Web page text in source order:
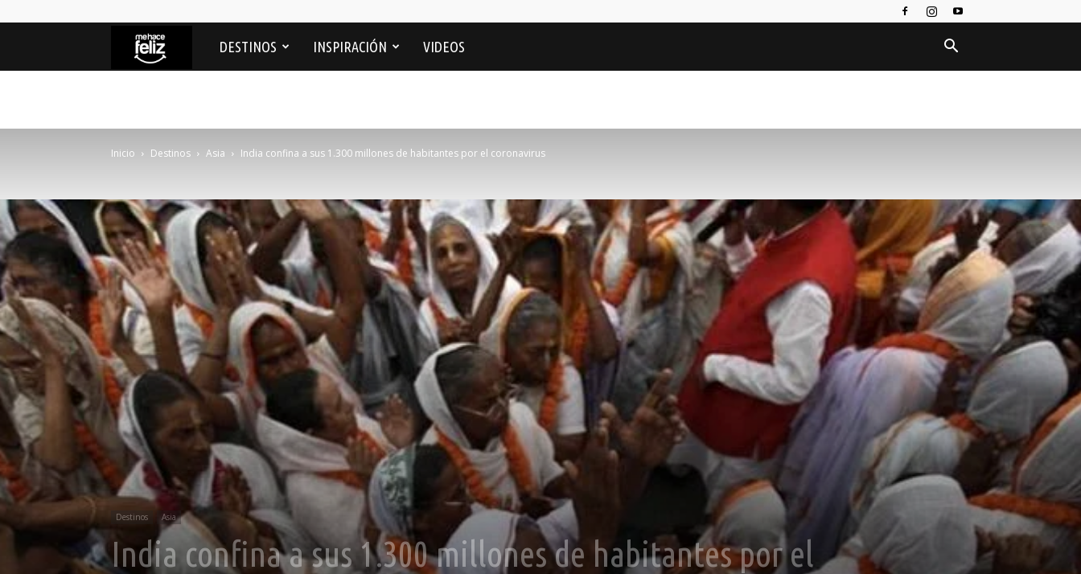
MeDESTINOS INSPIRACIÓN VIDEOS
Inicio Destinos Asia India confina a sus 1.300 millones de habitantes por el coronavirus
Destinos Asia
India confina a sus 1.300 millones de habitantes por el